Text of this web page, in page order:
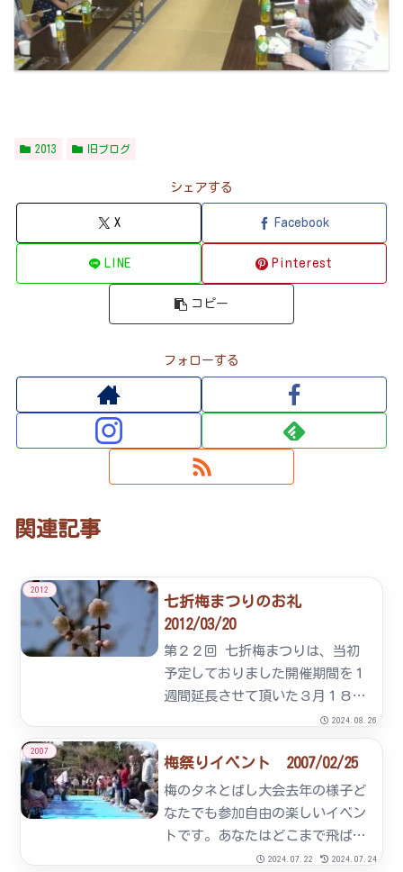
2013 旧ブログ
シェアする
X Facebook
LINE Pinterest
コピー
フォローする
関連記事
2012
七折梅まつりのお礼
2012/03/20
第２２回 七折梅まつりは、当初
予定しておりました開催期間を１
週間延長させて頂いた３月１８日
をもちまして終了致しました。今
年は厳しい冬の冷え込みの影響
で、近年に例をみない程の開花遅
れとなりました。例年であればピ
ンク、白、黄色のグラデーション
が...
2024.08.26
2007
梅祭りイベント 2007/02/25
梅のタネとばし大会去年の様子ど
なたでも参加自由の楽しいイベン
トです。あなたはどこまで飛ばせ
るかな？うれしい賞品もたくさん
2024.07.22 2024.07.24